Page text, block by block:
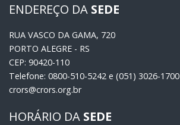
ENDEREÇO DA SEDE
RUA VASCO DA GAMA, 720
PORTO ALEGRE - RS
CEP: 90420-110
Telefone: 0800-510-5242 e (051) 3026-1700
crors@crors.org.br
HORÁRIO DA SEDE